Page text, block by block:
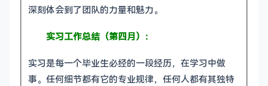
深刻体会到了团队的力量和魅力。
实习工作总结（第四月）：
实习是每一个毕业生必经的一段经历，在学习中做
事。任何细节都有它的专业规律，任何人都有其独特